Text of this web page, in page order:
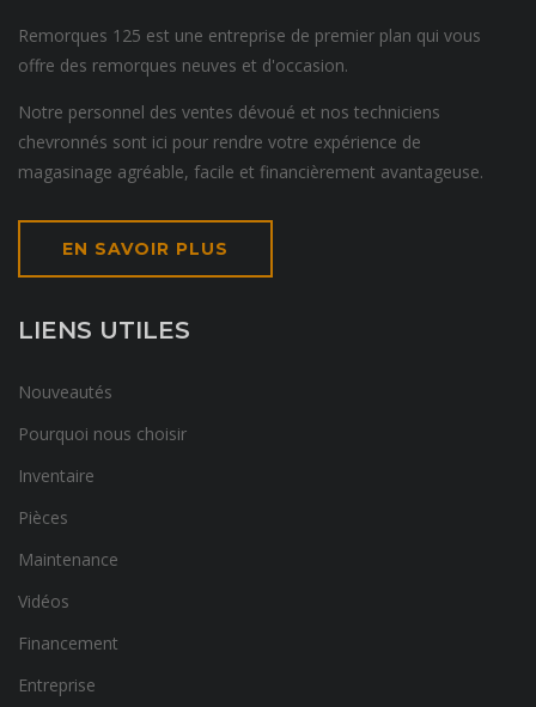
Remorques 125 est une entreprise de premier plan qui vous
offre des remorques neuves et d'occasion.
Notre personnel des ventes dévoué et nos techniciens
chevronnés sont ici pour rendre votre expérience de
magasinage agréable, facile et financièrement avantageuse.
EN SAVOIR PLUS
LIENS UTILES
Nouveautés
Pourquoi nous choisir
Inventaire
Pièces
Maintenance
Vidéos
Financement
Entreprise